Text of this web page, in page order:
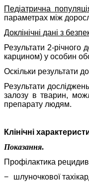
Педіатрична
параметрах між
Доклінічні дані з
Результати 2-річного
карцином) у особин
Оскільки результати
Результати
залозу в тварин,
препарату людям.
Клінічні
Показання.
Профілактика
−
шлуночкової